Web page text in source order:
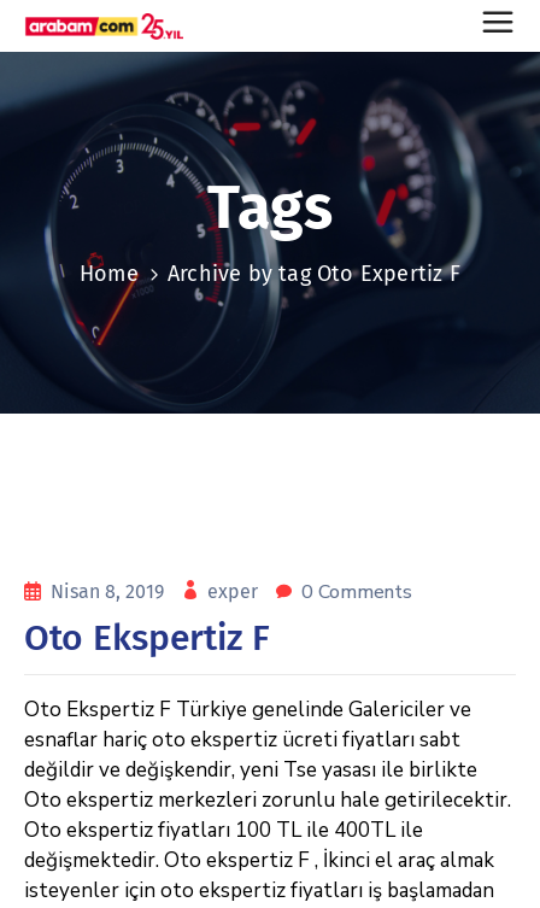
Tags
Home Archive by tag Oto Expertiz F
Nisan 8, 2019 exper 0 Comments
Oto Ekspertiz F
Oto Ekspertiz F Türkiye genelinde Galericiler ve
esnaflar hariç oto ekspertiz ücreti fiyatları sabt
değildir ve değişkendir, yeni Tse yasası ile birlikte
Oto ekspertiz merkezleri zorunlu hale getirilecektir.
Oto ekspertiz fiyatları 100 TL ile 400TL ile
değişmektedir. Oto ekspertiz F , İkinci el araç almak
isteyenler için oto ekspertiz fiyatları iş başlamadan